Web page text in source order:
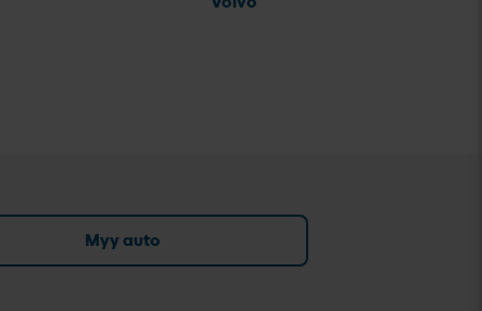
Myy auto